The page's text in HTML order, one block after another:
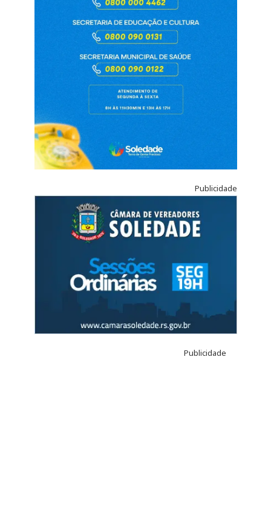
Publicidade
Publicidade